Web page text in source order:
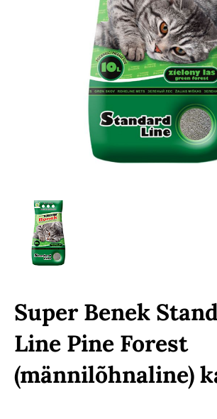
Super Benek
Line Pine Forest
(männilõhnaline)